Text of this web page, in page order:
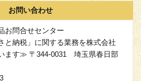
お問い合わせ
お問合せセンター
と納税」に関する業務を株式会社
ます≫ 〒344-0031 埼玉県春日部